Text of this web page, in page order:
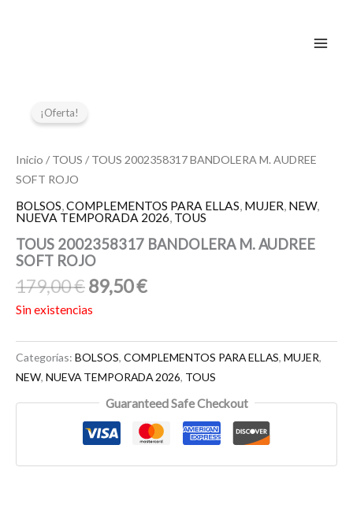
¡Oferta!
Inicio /TOUS / TOUS 2002358317 BANDOLERA M. AUDREE
SOFT ROJO
BOLSOS,COMPLEMENTOS PARA ELLAS, MUJER, NEW,
NUEVA TEMPORADA 2026, TOUS
TOUS 2002358317 BANDOLERA M. AUDREE
SOFT ROJO
179,00€
era:
89,50€
es:
Sin existencias
Categorías: BOLSOS, COMPLEMENTOS PARA ELLAS, MUJER,
NEW, NUEVA TEMPORADA 2026, TOUS
Guaranteed Safe Checkout